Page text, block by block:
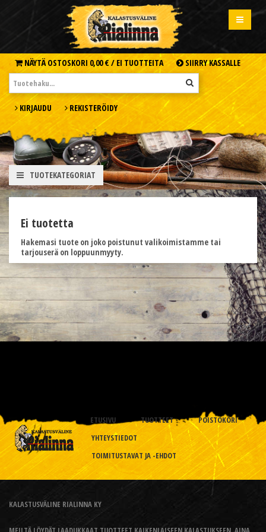
NÄYTÄ OSTOSKORI 0,00 € / EI TUOTTEITA SIIRRY KASSALLE
KIRJAUDU REKISTERÖIDY
TUOTEKATEGORIAT
Ei tuotetta
Hakemasi tuote on joko poistunut valikoimistamme tai
tarjouserä on loppuunmyyty.
ETUSIVU TUOTTEET
POISTOKORI
YHTEYSTIEDOT
TOIMITUSTAVAT JA -EHDOT
KALASTUSVÄLINE RIALINNA KY